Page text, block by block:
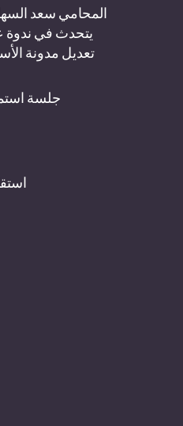
المحامي سعد
يتحدث في ندوة
تعديل مدونة
جلسة